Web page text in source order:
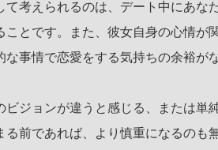
て考えられるのは、デート中にあな
ことです。また、彼女自身の心情が
事情で恋愛をする気持ちの余裕が
ジョンが違うと感じる、または単
る前であれば、より慎重になるのも